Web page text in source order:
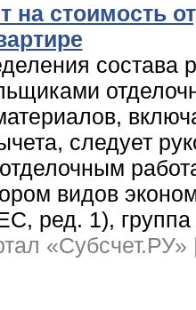
стоимость
состава
следует
видов
ред. 1), группа